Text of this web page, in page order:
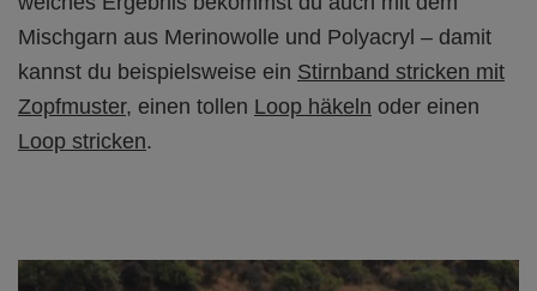
Mischgarn aus Merinowolle und Polyacryl – damit
kannst du beispielsweise ein Stirnband stricken mit
Zopfmuster, einen tollen Loop häkeln oder einen
Loop stricken.